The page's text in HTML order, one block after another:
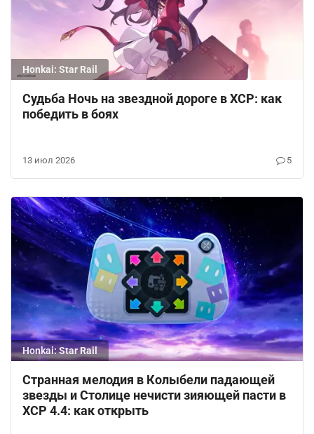
Honkai: Star Rail
Судьба Ночь на звездной дороге в ХСР: как
победить в боях
13 июл 2026 5
Honkai: Star Rail
Странная мелодия в Колыбели падающей
звезды и Столице нечисти зияющей пасти в
ХСР 4.4: как открыть